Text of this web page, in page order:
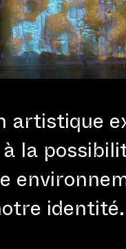
artistique
la
identité.